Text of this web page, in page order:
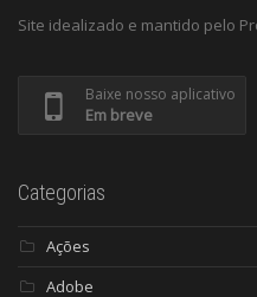
Site idealizado e mantido pelo
Baixe nosso aplicativo
Em breve
Categorias
Ações
Adobe